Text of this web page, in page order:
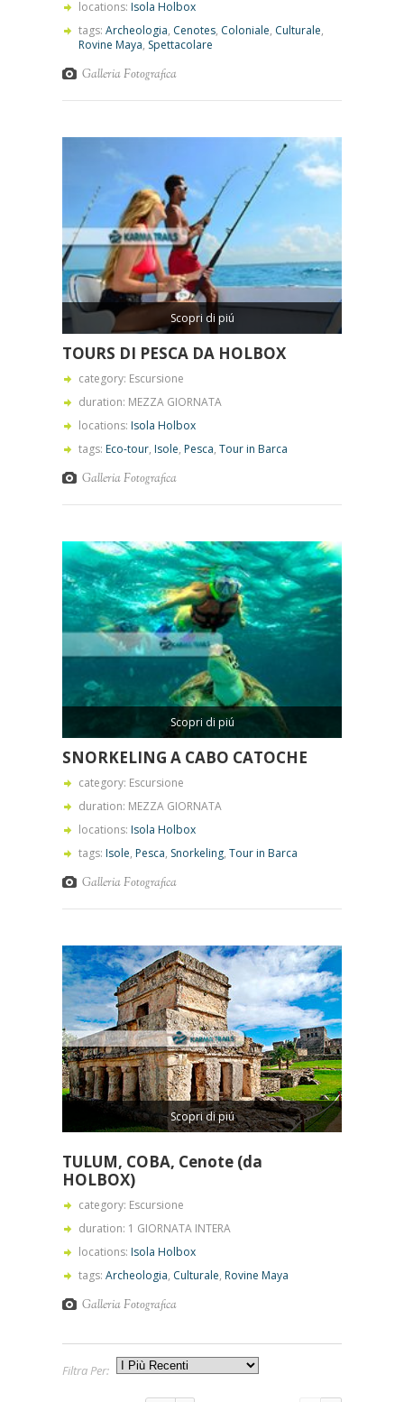
locations: Isola Holbox
tags: Archeologia, Cenotes, Coloniale, Culturale,
Rovine Maya, Spettacolare
Galleria Fotografica
Scopri di piú
TOURS DI PESCA DA HOLBOX
category: Escursione
duration: MEZZA GIORNATA
locations: Isola Holbox
tags: Eco-tour, Isole, Pesca, Tour in Barca
Galleria Fotografica
Scopri di piú
SNORKELING A CABO CATOCHE
category: Escursione
duration: MEZZA GIORNATA
locations: Isola Holbox
tags: Isole, Pesca, Snorkeling, Tour in Barca
Galleria Fotografica
Scopri di piú
TULUM, COBA, Cenote (da
HOLBOX)
category: Escursione
duration: 1 GIORNATA INTERA
locations: Isola Holbox
tags: Archeologia, Culturale, Rovine Maya
Galleria Fotografica
Filtra Per: